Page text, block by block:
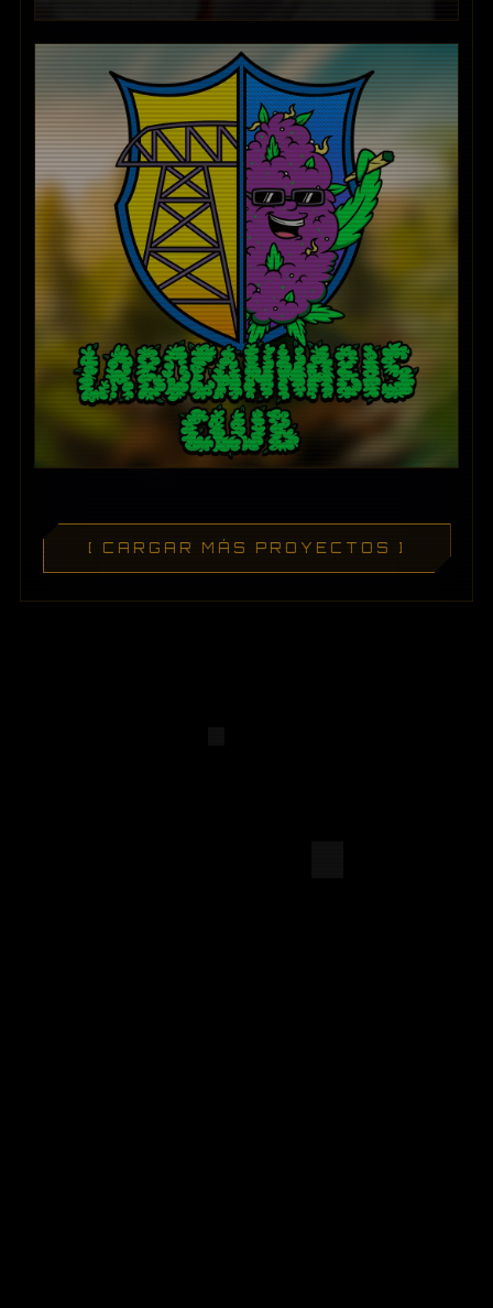
[ CARGAR MÁS PROYECTOS ]